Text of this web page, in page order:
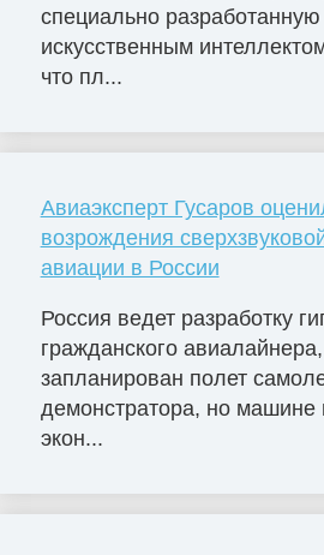
специально
искусственным
что пл...
Авиаэксперт Гусаров
возрождения
авиации в России
Россия ведет разработку
гражданского
запланирован полет
демонстратора, но машине
экон...